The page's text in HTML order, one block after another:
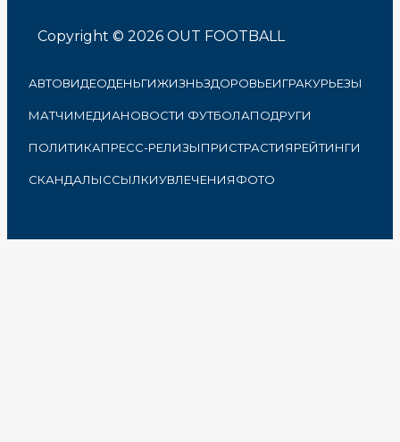
Copyright © 2026 OUT FOOTBALL
АВТОВИДЕОДЕНЬГИЖИЗНЬЗДОРОВЬЕИГРАКУРЬЕЗЫ
МАТЧИМЕДИАНОВОСТИ ФУТБОЛАПОДРУГИ
ПОЛИТИКАПРЕСС-РЕЛИЗЫПРИСТРАСТИЯРЕЙТИНГИ
СКАНДАЛЫССЫЛКИУВЛЕЧЕНИЯФОТО